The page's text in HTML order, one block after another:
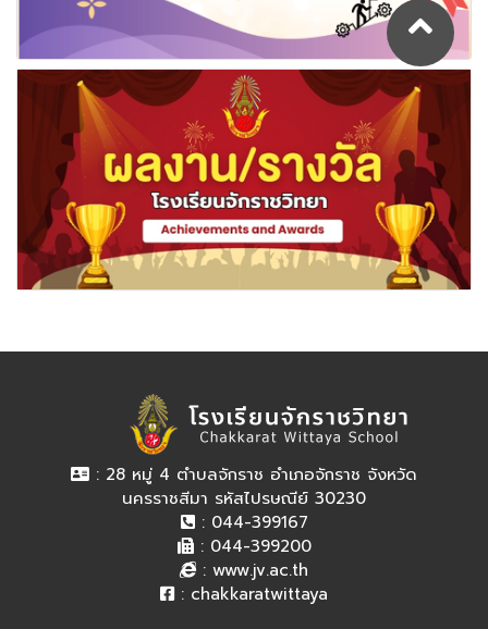
: 28 หมู่ 4 ตำบลจักราช อำเภอจักราช จังหวัด
นครราชสีมา รหัสไปรษณีย์ 30230
: 044-399167
: 044-399200
: www.jv.ac.th
: chakkaratwittaya